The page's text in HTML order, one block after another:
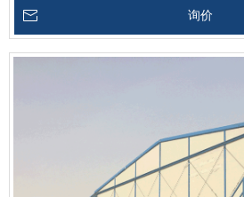
询价